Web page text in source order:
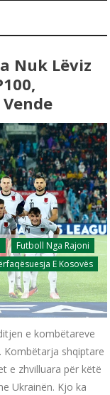
Nuk Lëviz
Futboll Nga Rajoni
E Kosovës
e kombëtareve
Kombëtarja shqiptare
e zhvilluara për këtë
Ukrainën. Kjo ka